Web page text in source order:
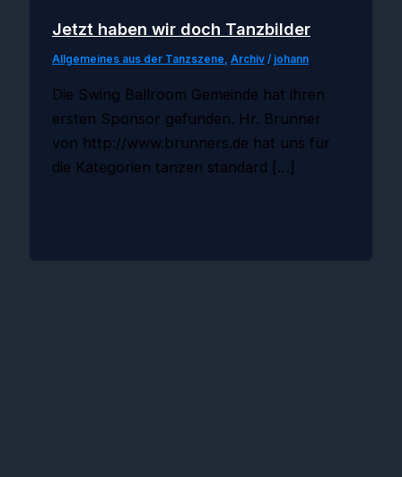
Jetzt haben wir doch Tanzbilder
Allgemeines aus der Tanzszene, Archiv/ johann
Die Swing Ballroom Gemeinde hat ihren
ersten Sponsor gefunden. Hr. Brunner
von http://www.brunners.de hat uns für
die Kategorien tanzen standard […]